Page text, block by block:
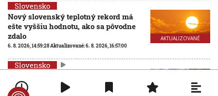
AKTUALIZOVANÉ
Slovensko
Nový slovenský teplotný rekord má
ešte vyššiu hodnotu, ako sa pôvodne
zdalo
6. 8. 2026, 14:59:28 Aktualizované:6. 8. 2026, 16:57:00
Slovensko
preberajú vlastníctvo lesov. Ministri